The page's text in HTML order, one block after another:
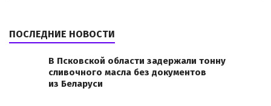
ПОСЛЕДНИЕ НОВОСТИ
В Псковской области задержали тонну
сливочного масла без документов
из Беларуси